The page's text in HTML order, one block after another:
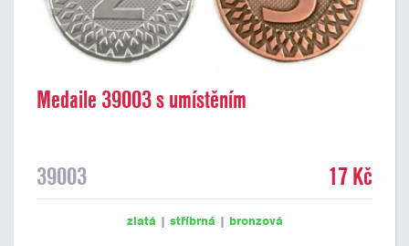
Medaile 39003 s umístěním
39003 17 Kč
zlatá | stříbrná | bronzová